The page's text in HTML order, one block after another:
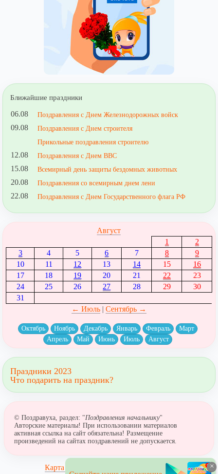
Ближайшие праздники
06.08 Поздравления с Днем Железнодорожных войск
09.08
Поздравления с Днем строителя
Прикольные поздравления строителю
12.08 Поздравления с Днем ВВС
15.08 Всемирный день защиты бездомных животных
20.08 Поздравления со всемирным днем лени
22.08 Поздравления с Днем Государственного флага РФ
Август
1
2
3
4 5 6 7 8
9
10
11 12 13 14 15
16
17
18 19 20 21 22
23
24
25 26 27 28 29
30
31
← Июль| Сентябрь →
Октябрь Ноябрь Декабрь Январь Февраль
Март
Апрель
Май Июнь Июль Август
Праздники 2023
Что подарить на праздник?
© Поздравуха, раздел: "Поздравления начальнику"
Авторские материалы! При использовании материалов
активная ссылка на сайт обязательна! Размещение
произведений на сайтах поздравлений не допускается.
Карта сайта
×